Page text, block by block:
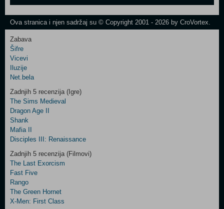
One
Control
Two
Newsletter
Control
Field
Three
Ova stranica i njen sadržaj su © Copyright 2001 - 2026 by CroVortex.
Zabava
Šifre
Vicevi
Iluzije
Net.bela
Zadnjih 5 recenzija (Igre)
The Sims Medieval
Dragon Age II
Shank
Mafia II
Disciples III: Renaissance
Zadnjih 5 recenzija (Filmovi)
The Last Exorcism
Fast Five
Rango
The Green Hornet
X-Men: First Class